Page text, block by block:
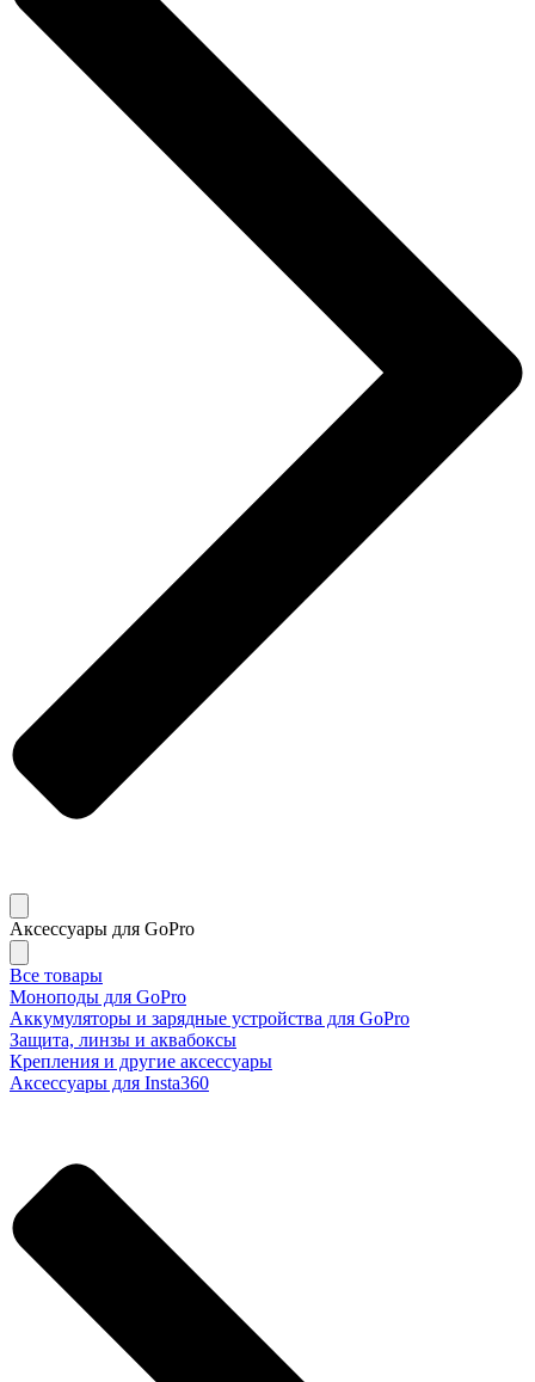
Аксессуары для GoPro
Все товары
Моноподы для GoPro
Аккумуляторы и зарядные устройства для GoPro
Защита, линзы и аквабоксы
Крепления и другие аксессуары
Аксессуары для Insta360